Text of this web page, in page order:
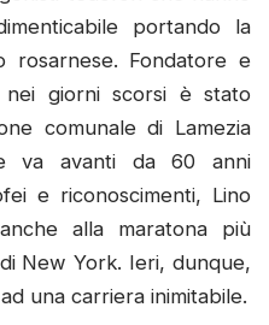
portando la
rosarnese. Fondatore e
nei giorni scorsi è stato
comunale di Lamezia
va avanti da 60 anni
e riconoscimenti, Lino
alla maratona più
New York. Ieri, dunque,
una carriera inimitabile.